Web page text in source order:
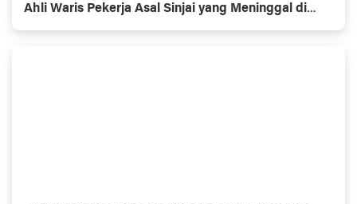
Ahli Waris Pekerja Asal Sinjai yang Meninggal di
Morowali